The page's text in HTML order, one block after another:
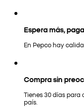
Espera más,
En Pepco hay
Compra sin
Tienes 30 días para
país.